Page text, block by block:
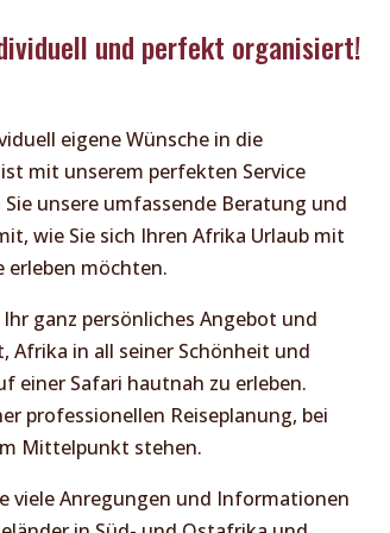
und perfekt organisiert!
eigene Wünsche in die
mit unserem perfekten Service
unsere umfassende Beratung und
wie Sie sich Ihren Afrika Urlaub mit
erleben möchten.
ganz persönliches Angebot und
Afrika in all seiner Schönheit und
einer Safari hautnah zu erleben.
professionellen Reiseplanung, bei
Mittelpunkt stehen.
viele Anregungen und Informationen